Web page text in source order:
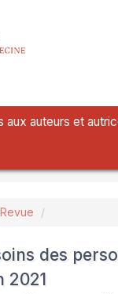
aux auteurs et
des
2021